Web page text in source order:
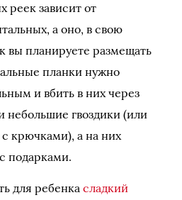
реек зависит от
а оно, в свою
вы планируете размещать
планки нужно
и вбить в них через
небольшие гвоздики (или
крючками), а на них
подарками.
для ребенка сладкий